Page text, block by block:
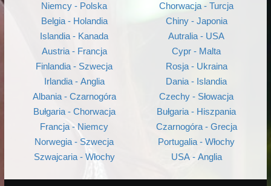
Niemcy - Polska
Belgia - Holandia
Islandia - Kanada
Austria - Francja
Finlandia - Szwecja
Irlandia - Anglia
Albania - Czarnogóra
Bułgaria - Chorwacja
Francja - Niemcy
Norwegia - Szwecja
Szwajcaria - Włochy
Chorwacja - Turcja
Chiny - Japonia
Autralia - USA
Cypr - Malta
Rosja - Ukraina
Dania - Islandia
Czechy - Słowacja
Bułgaria - Hiszpania
Czarnogóra - Grecja
Portugalia - Włochy
USA - Anglia